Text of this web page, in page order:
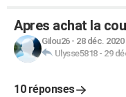
Apres achat la
Gilou26- 28 déc. 2020
Ulysse5818- 29
10 réponses